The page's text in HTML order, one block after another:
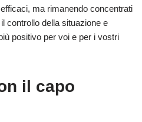
ma rimanendo concentrati
controllo della situazione e
positivo per voi e per i vostri
il capo